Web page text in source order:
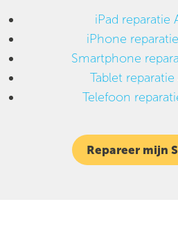
iPad reparatie
iPhone
Smartphone
Tablet
Telefoon
Repareer mijn